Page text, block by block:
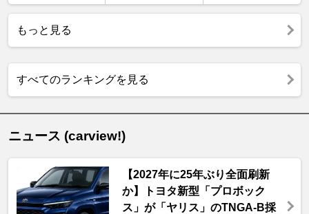
もっと見る
すべてのランキングを見る
ニュース (carview!)
【2027年に25年ぶり全面刷新
か】トヨタ新型「プロボック
ス」が「ヤリス」のTNGA-B採